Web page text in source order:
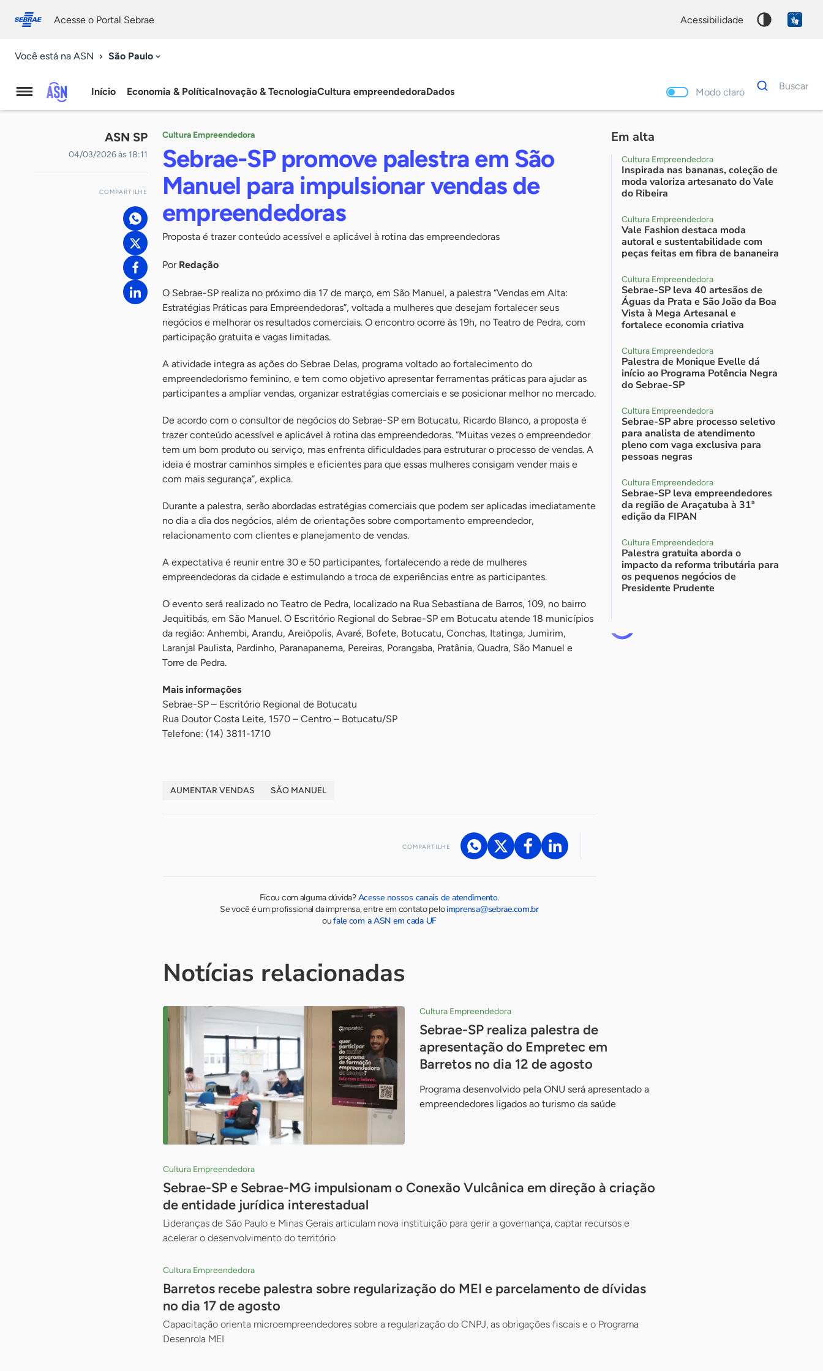
conosco
Acesse o Portal Sebrae acessibilidade
Você está na ASN São Paulo
Agência
Sebrae
Notícias
Início Economia & PolíticaInovação & TecnologiaCultura empreendedoraDados Modo claro
Dados
para
Buscar
ASN SP
04/03/2026 às 18:11
COMPARTILHE
Cultura Empreendedora
Sebrae-SP promove palestra em São
Manuel para impulsionar vendas de
empreendedoras
Proposta é trazer conteúdo acessível e aplicável à rotina das empreendedoras
Por Redação
O Sebrae-SP realiza no próximo dia 17 de março, em São Manuel, a palestra “Vendas em Alta:
Estratégias Práticas para Empreendedoras”, voltada a mulheres que desejam fortalecer seus
negócios e melhorar os resultados comerciais. O encontro ocorre às 19h, no Teatro de Pedra, com
participação gratuita e vagas limitadas.
A atividade integra as ações do Sebrae Delas, programa voltado ao fortalecimento do
empreendedorismo feminino, e tem como objetivo apresentar ferramentas práticas para ajudar as
participantes a ampliar vendas, organizar estratégias comerciais e se posicionar melhor no mercado.
De acordo com o consultor de negócios do Sebrae-SP em Botucatu, Ricardo Blanco, a proposta é
trazer conteúdo acessível e aplicável à rotina das empreendedoras. “Muitas vezes o empreendedor
tem um bom produto ou serviço, mas enfrenta dificuldades para estruturar o processo de vendas. A
ideia é mostrar caminhos simples e eficientes para que essas mulheres consigam vender mais e
com mais segurança”, explica.
Durante a palestra, serão abordadas estratégias comerciais que podem ser aplicadas imediatamente
no dia a dia dos negócios, além de orientações sobre comportamento empreendedor,
relacionamento com clientes e planejamento de vendas.
A expectativa é reunir entre 30 e 50 participantes, fortalecendo a rede de mulheres
empreendedoras da cidade e estimulando a troca de experiências entre as participantes.
O evento será realizado no Teatro de Pedra, localizado na Rua Sebastiana de Barros, 109, no bairro
Jequitibás, em São Manuel. O Escritório Regional do Sebrae-SP em Botucatu atende 18 municípios
da região: Anhembi, Arandu, Areiópolis, Avaré, Bofete, Botucatu, Conchas, Itatinga, Jumirim,
Laranjal Paulista, Pardinho, Paranapanema, Pereiras, Porangaba, Pratânia, Quadra, São Manuel e
Torre de Pedra.
Mais informações
Sebrae-SP – Escritório Regional de Botucatu
Rua Doutor Costa Leite, 1570 – Centro – Botucatu/SP
Telefone: (14) 3811-1710
AUMENTAR VENDAS SÃO MANUEL
COMPARTILHE
Ficou com alguma dúvida?Acesse nossos canais de atendimento.
Se você é um profissional da imprensa, entre em contato peloimprensa@sebrae.com.br
oufale com a ASN em cada UF
Em alta
Cultura Empreendedora
Inspirada nas bananas, coleção de
moda valoriza artesanato do Vale
do Ribeira
Cultura Empreendedora
Vale Fashion destaca moda
autoral e sustentabilidade com
peças feitas em fibra de bananeira
Cultura Empreendedora
Sebrae-SP leva 40 artesãos de
Águas da Prata e São João da Boa
Vista à Mega Artesanal e
fortalece economia criativa
Cultura Empreendedora
Palestra de Monique Evelle dá
início ao Programa Potência Negra
do Sebrae-SP
Cultura Empreendedora
Sebrae-SP abre processo seletivo
para analista de atendimento
pleno com vaga exclusiva para
pessoas negras
Cultura Empreendedora
Sebrae-SP leva empreendedores
da região de Araçatuba à 31ª
edição da FIPAN
Cultura Empreendedora
Palestra gratuita aborda o
impacto da reforma tributária para
os pequenos negócios de
Presidente Prudente
Notícias relacionadas
Cultura Empreendedora
Sebrae-SP realiza palestra de
apresentação do Empretec em
Barretos no dia 12 de agosto
Programa desenvolvido pela ONU será apresentado a
empreendedores ligados ao turismo da saúde
Cultura Empreendedora
Sebrae-SP e Sebrae-MG impulsionam o Conexão Vulcânica em direção à criação
de entidade jurídica interestadual
Lideranças de São Paulo e Minas Gerais articulam nova instituição para gerir a governança, captar recursos e
acelerar o desenvolvimento do território
Cultura Empreendedora
Barretos recebe palestra sobre regularização do MEI e parcelamento de dívidas
no dia 17 de agosto
Capacitação orienta microempreendedores sobre a regularização do CNPJ, as obrigações fiscais e o Programa
Desenrola MEI